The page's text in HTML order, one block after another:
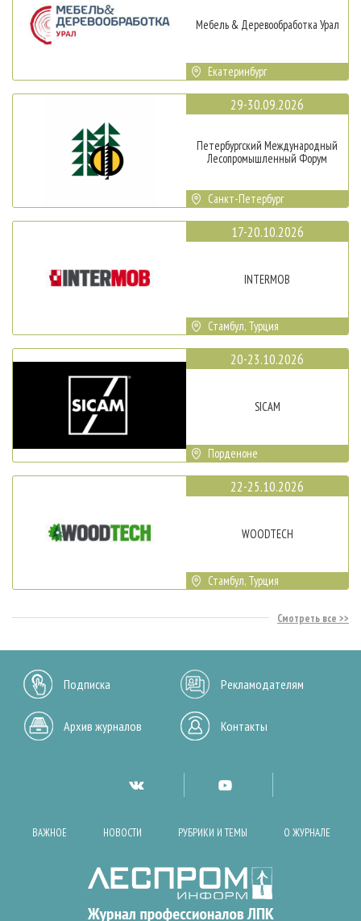
Мебель & Деревообработка Урал
Екатеринбург
29-30.09.2026
Петербургский Международный
Лесопромышленный Форум
Санкт-Петербург
17-20.10.2026
INTERMOB
Стамбул, Турция
20-23.10.2026
SICAM
Порденоне
22-25.10.2026
WOODTECH
Стамбул, Турция
Смотреть все
Подписка Рекламодателям
Архив журналов Контакты
ВАЖНОЕ НОВОСТИ РУБРИКИ И ТЕМЫ О ЖУРНАЛЕ